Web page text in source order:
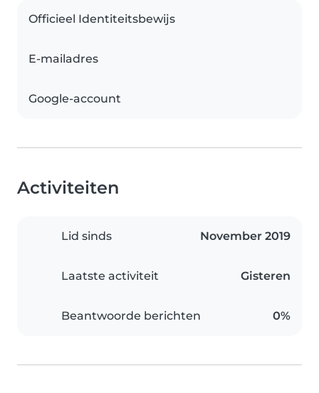
Officieel Identiteitsbewijs
E-mailadres
Google-account
Activiteiten
Lid sinds November 2019
Laatste activiteit Gisteren
Beantwoorde berichten 0%